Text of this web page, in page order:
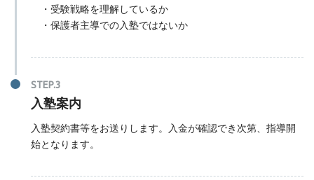
・受験戦略を理解しているか
・保護者主導での入塾ではないか
入塾案内
入塾契約書等をお送りします。入金が確認でき次第、指導開
始となります。